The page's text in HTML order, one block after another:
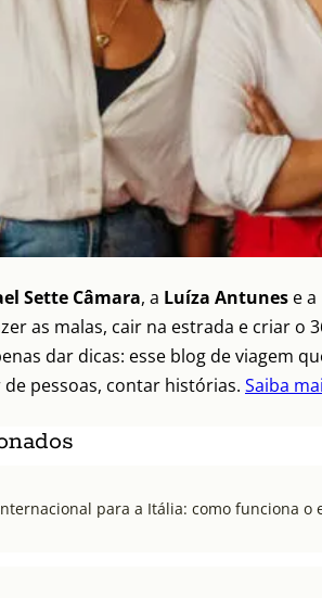
Sette Câmara, a Luíza Antunes e a
as malas, cair na estrada e criar o
dar dicas: esse blog de viagem
pessoas, contar histórias. Saiba
para a Itália: como funciona o